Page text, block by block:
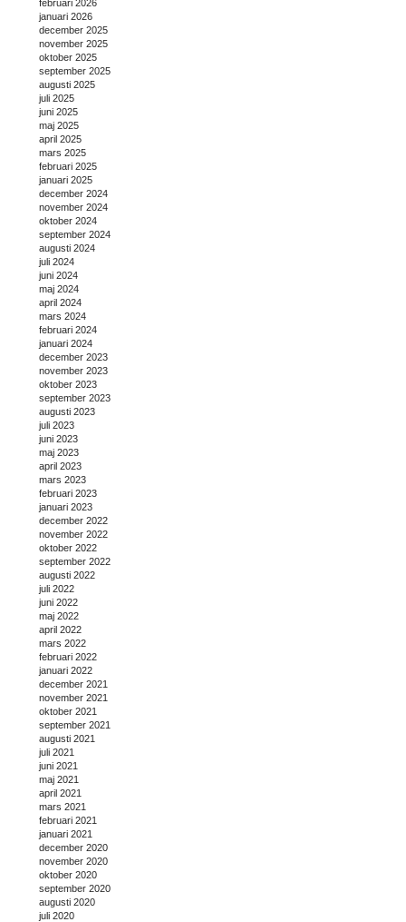
februari 2026
januari 2026
december 2025
november 2025
oktober 2025
september 2025
augusti 2025
juli 2025
juni 2025
maj 2025
april 2025
mars 2025
februari 2025
januari 2025
december 2024
november 2024
oktober 2024
september 2024
augusti 2024
juli 2024
juni 2024
maj 2024
april 2024
mars 2024
februari 2024
januari 2024
december 2023
november 2023
oktober 2023
september 2023
augusti 2023
juli 2023
juni 2023
maj 2023
april 2023
mars 2023
februari 2023
januari 2023
december 2022
november 2022
oktober 2022
september 2022
augusti 2022
juli 2022
juni 2022
maj 2022
april 2022
mars 2022
februari 2022
januari 2022
december 2021
november 2021
oktober 2021
september 2021
augusti 2021
juli 2021
juni 2021
maj 2021
april 2021
mars 2021
februari 2021
januari 2021
december 2020
november 2020
oktober 2020
september 2020
augusti 2020
juli 2020